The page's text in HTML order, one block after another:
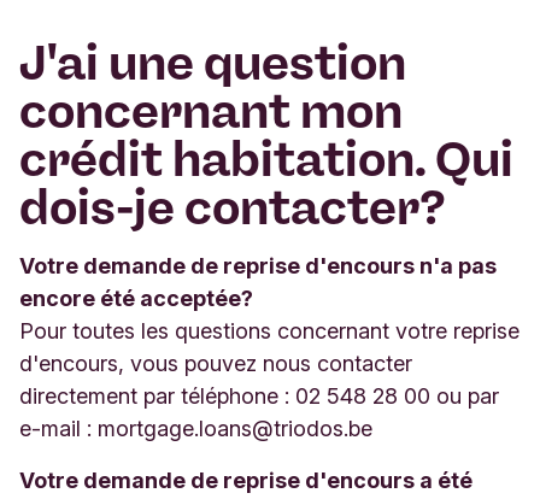
J'ai une question
concernant mon
crédit habitation. Qui
dois-je contacter?
Votre demande de reprise d'encours n'a pas
encore été acceptée?
Pour toutes les questions concernant votre reprise
d'encours, vous pouvez nous contacter
directement par téléphone : 02 548 28 00 ou par
e-mail : mortgage.loans@triodos.be
Votre demande de reprise d'encours a été